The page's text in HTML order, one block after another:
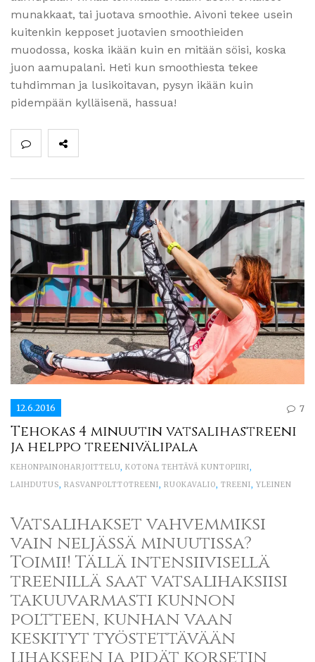
munakkaat, tai juotava smoothie. Aivoni tekee usein
kuitenkin kepposet juotavien smoothieiden
muodossa, koska ikään kuin en mitään söisi, koska
juon aamupalani. Heti kun smoothiesta tekee
tuhdimman ja lusikoitavan, pysyn ikään kuin
pidempään kylläisenä, hassua!
12.6.2016 7
Tehokas 4 minuutin vatsalihastreeni
ja helppo treenivälipala
KEHONPAINOHARJOITTELU, KOTONA TEHTÄVÄ KUNTOPIIRI,
LAIHDUTUS, RASVANPOLTTOTREENI, RUOKAVALIO, TREENI, YLEINEN
Vatsalihakset vahvemmiksi
vain neljässä minuutissa?
Toimii! Tällä intensiivisellä
treenillä saat vatsalihaksiisi
takuuvarmasti kunnon
poltteen, kunhan vaan
keskityt työstettävään
lihakseen ja pidät korsetin